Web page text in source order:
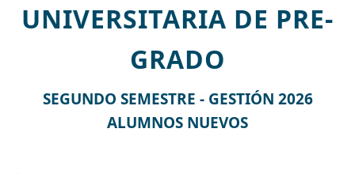
UNIVERSITARIA DE PRE-
GRADO
SEGUNDO SEMESTRE - GESTIÓN 2026
ALUMNOS NUEVOS